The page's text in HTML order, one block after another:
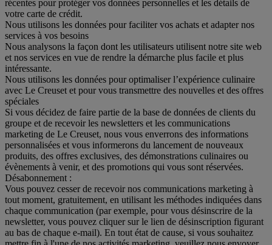
récentes pour protéger vos données personnelles et les détails de
votre carte de crédit.
Nous utilisons les données pour faciliter vos achats et adapter nos
services à vos besoins
Nous analysons la façon dont les utilisateurs utilisent notre site web
et nos services en vue de rendre la démarche plus facile et plus
intéressante.
Nous utilisons les données pour optimaliser l’expérience culinaire
avec Le Creuset et pour vous transmettre des nouvelles et des offres
spéciales
Si vous décidez de faire partie de la base de données de clients du
groupe et de recevoir les newsletters et les communications
marketing de Le Creuset, nous vous enverrons des informations
personnalisées et vous informerons du lancement de nouveaux
produits, des offres exclusives, des démonstrations culinaires ou
évènements à venir, et des promotions qui vous sont réservées.
Désabonnement :
Vous pouvez cesser de recevoir nos communications marketing à
tout moment, gratuitement, en utilisant les méthodes indiquées dans
chaque communication (par exemple, pour vous désinscrire de la
newsletter, vous pouvez cliquer sur le lien de désinscription figurant
au bas de chaque e-mail). En tout état de cause, si vous souhaitez